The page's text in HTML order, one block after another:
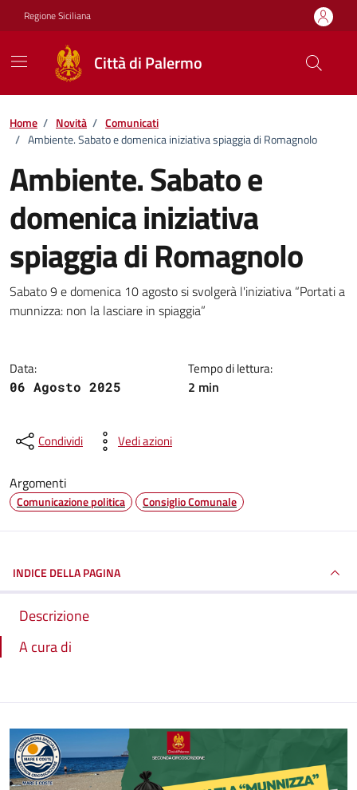
Vai ai contenuti
Vai al footer
Regione Siciliana
Città di Palermo
Home / Novità / Comunicati
/ Ambiente. Sabato e domenica iniziativa spiaggia di Romagnolo
Ambiente. Sabato e
domenica iniziativa
spiaggia di Romagnolo
Dettagli della notizia
Sabato 9 e domenica 10 agosto si svolgerà l'iniziativa “Portati a
munnizza: non la lasciare in spiaggia”
Data:
06 Agosto 2025
Tempo di lettura:
2 min
Condividi Vedi azioni
Argomenti
Comunicazione politica Consiglio Comunale
INDICE DELLA PAGINA
Descrizione
A cura di